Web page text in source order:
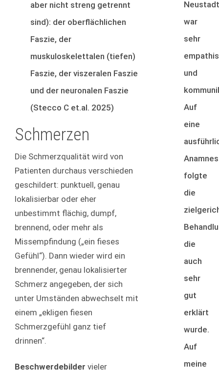
Neustadt
war
sehr
und
Auf
eine
folgte
die
die
auch
sehr
gut
erklärt
wurde.
Auf
meine
aber nicht streng getrennt
sind): der oberflächlichen
Faszie, der
muskuloskelettalen (tiefen)
Faszie, der viszeralen Faszie
und der neuronalen Faszie
(Stecco C et.al. 2025)
Schmerzen
Die Schmerzqualität wird von
Patienten durchaus verschieden
geschildert: punktuell, genau
lokalisierbar oder eher
unbestimmt flächig, dumpf,
brennend, oder mehr als
Missempfindung („ein fieses
Gefühl“). Dann wieder wird ein
brennender, genau lokalisierter
Schmerz angegeben, der sich
unter Umständen abwechselt mit
einem „ekligen fiesen
Schmerzgefühl ganz tief
drinnen“.
Beschwerdebilder vieler